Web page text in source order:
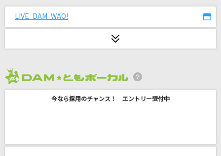
[生音]探偵物語
シャル・ウィ・ダンス?
LIVE DAM WAO!
今なら採用のチャンス！ エントリー受付中